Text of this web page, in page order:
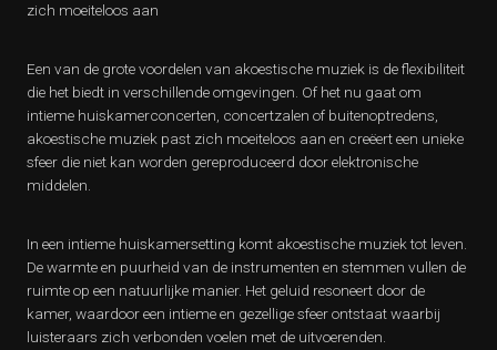
zich moeiteloos aan
Een van de grote voordelen van akoestische muziek is de flexibiliteit
die het biedt in verschillende omgevingen. Of het nu gaat om
intieme huiskamerconcerten, concertzalen of buitenoptredens,
akoestische muziek past zich moeiteloos aan en creëert een unieke
sfeer die niet kan worden gereproduceerd door elektronische
middelen.
In een intieme huiskamersetting komt akoestische muziek tot leven.
De warmte en puurheid van de instrumenten en stemmen vullen de
ruimte op een natuurlijke manier. Het geluid resoneert door de
kamer, waardoor een intieme en gezellige sfeer ontstaat waarbij
luisteraars zich verbonden voelen met de uitvoerenden.